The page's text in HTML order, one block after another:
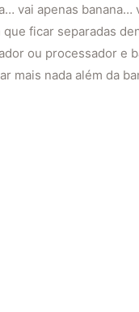
vai apenas
ficar separadas
ou processador e
mais nada além da